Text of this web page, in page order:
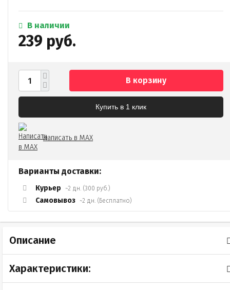
В наличии
239 руб.
В корзину
Купить в 1 клик
Написать в MAX
Варианты доставки:
Курьер ~2 дн. (300 руб.)
Самовывоз ~2 дн. (Бесплатно)
Описание
Характеристики: